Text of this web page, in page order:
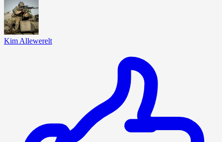
Kim Allewerelt